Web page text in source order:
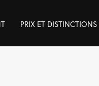
PRIX ET DISTINCTIONS